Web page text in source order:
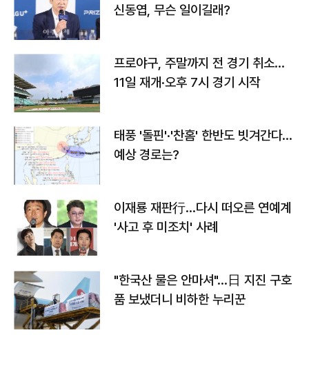
신동엽, 무슨 일이길래?
프로야구, 주말까지 전 경기 취소…
11일 재개·오후 7시 경기 시작
태풍 '돌핀'·'찬홈' 한반도 빗겨간다…
예상 경로는?
이재룡 재판行…다시 떠오른 연예계
'사고 후 미조치' 사례
"한국산 물은 안마셔"…日 지진 구호
품 보냈더니 비하한 누리꾼